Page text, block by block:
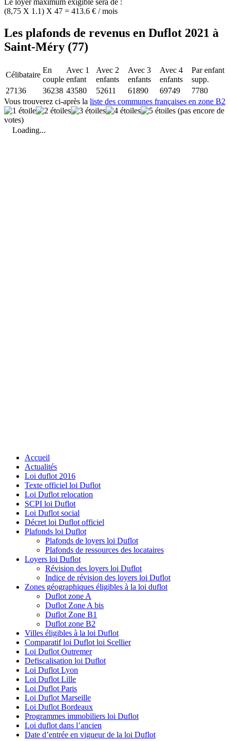
Le loyer maximum exigible sera de :
(8,75 X 1.1) X 47 = 413.6 € / mois
Les plafonds de revenus en Duflot 2021 à
Saint-Méry (77)
Célibataire
En
couple
Avec 1
enfant
Avec 2
enfants
Avec 3
enfants
Avec 4
enfants
Par enfant
supp.
27136
36238 43580 52611 61890 69749
7780
Vous trouverez ci-après la liste des communes françaises en zone B2
(pas encore de
votes)
Loading...
Accueil
Actualités
Loi duflot 2016
Texte officiel loi Duflot
Loi Duflot relocation
SCPI loi Duflot
Loi Duflot social
Décret loi Duflot officiel
Plafonds loi Duflot
Plafonds de loyers loi Duflot
Plafonds de ressources des locataires
Loyers loi Duflot
Révision des loyers loi Duflot
Indice de révision des loyers loi Duflot
Zones géographiques éligibles à la loi duflot
Duflot zone A
Duflot Zone A bis
Duflot Zone B1
Duflot zone B2
Villes éligibles à la loi Duflot
Comparatif loi Duflot loi Scellier
Loi Duflot Outremer
Defiscalisation loi Duflot
Loi Duflot Lyon
Loi Duflot Lille
Loi Duflot Paris
Loi Duflot Marseille
Loi Duflot Bordeaux
Programmes immobiliers loi Duflot
Loi duflot dans l’ancien
Date d’entrée en vigueur de la loi Duflot